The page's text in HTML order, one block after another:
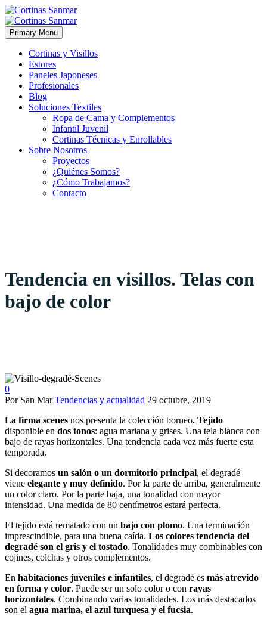
Primary Menu
Cortinas y Visillos
Estores
Paneles Japoneses
Profesionales
Blog
Soluciones Textiles
Ropa de Cama y Complementos
Infantil Juvenil
Cortinas Técnicas y Enrollables
Sobre Nosotros
Proyectos
¿Quiénes Somos?
¿Cómo Trabajamos?
Contacto
Tendencia en visillos. Telas con
bajo de color
0
Por San Mar Tendencias y actualidad 29 octubre, 2019
La firma scenes nos presenta la colección borneo. Tejido
disponible en dos tonos: agua mariana y grises. Una tela blanca con
bajo de rayas horizontales. Una tendencia cada vez más fuerte esta
temporada.
Si decoramos un salón o un dormitorio principal, el degradé
viene elegante y muy definido. Por la parte de arriba, generalmente
un color claro. Por la parte baja, una tonalidad con mayor
intensidad. Una medida de 80 centímetros estará perfecta.
El tejido está rematado con un bajo con plomo. Una terminación
imprescindible, para una buena caída. Los colores tendencia del
degradé son el gris y el tostado. Tonalidades muy combinables con
cojines, colchas y otros complementos.
En habitaciones juveniles e infantiles, el degradé es más atrevido
en forma y color. Puede ser un solo color o con rayas
horizontales. Combinando varias tonalidades. Los más destacados
son el agua marina, el azul turquesa y el fucsia.